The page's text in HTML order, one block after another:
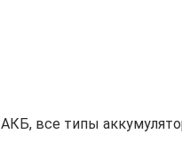
все типы